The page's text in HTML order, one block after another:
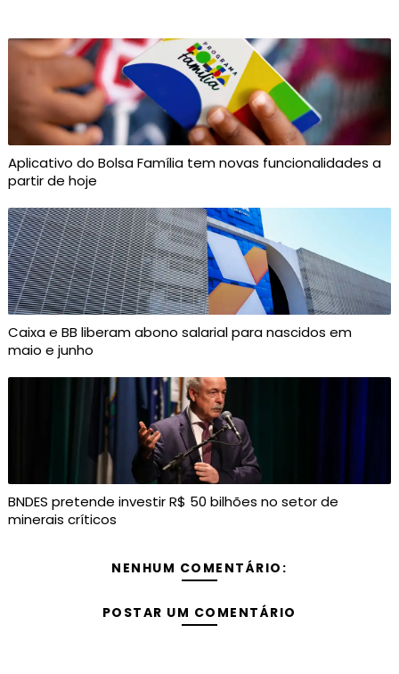
Aplicativo do Bolsa Família tem novas funcionalidades a
partir de hoje
Caixa e BB liberam abono salarial para nascidos em
maio e junho
BNDES pretende investir R$ 50 bilhões no setor de
minerais críticos
NENHUM COMENTÁRIO:
POSTAR UM COMENTÁRIO